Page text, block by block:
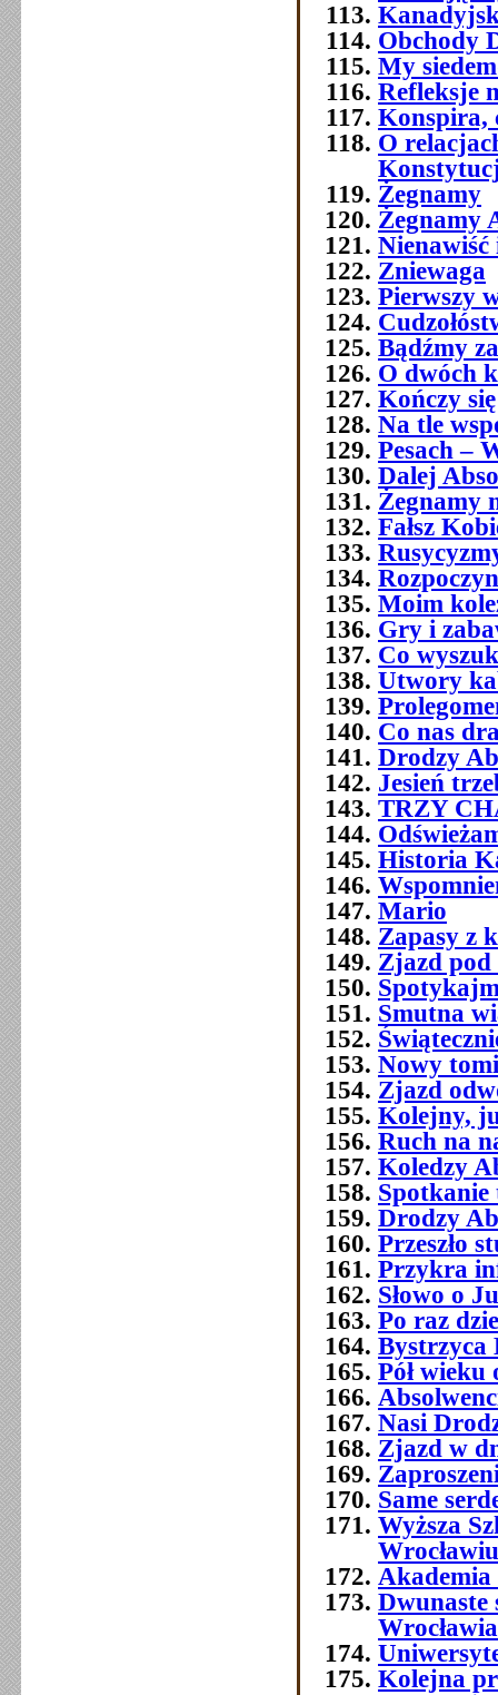
Obchody
My
Refleksje
Konspira,
O
Żegnamy
Żegnamy
Nienawiść
Zniewaga
Pierwszy
Bądźmy
O dwóch
Kończy
Na tle
Pesach –
Dalej
Żegnamy
Fałsz
Moim
Gry i
Co
Utwory
Co nas
Drodzy
Jesień
TRZY
Historia
Mario
Zapasy z
Zjazd
Smutna
Nowy
Zjazd
Kolejny,
Ruch na
Koledzy
Spotkanie
Drodzy
Przeszło
Przykra
Słowo o
Po raz
Bystrzyca
Pół
Nasi
Zjazd w
Same
Wyższa
Wrocławiu
Dwunaste
Wrocławia
Kolejna